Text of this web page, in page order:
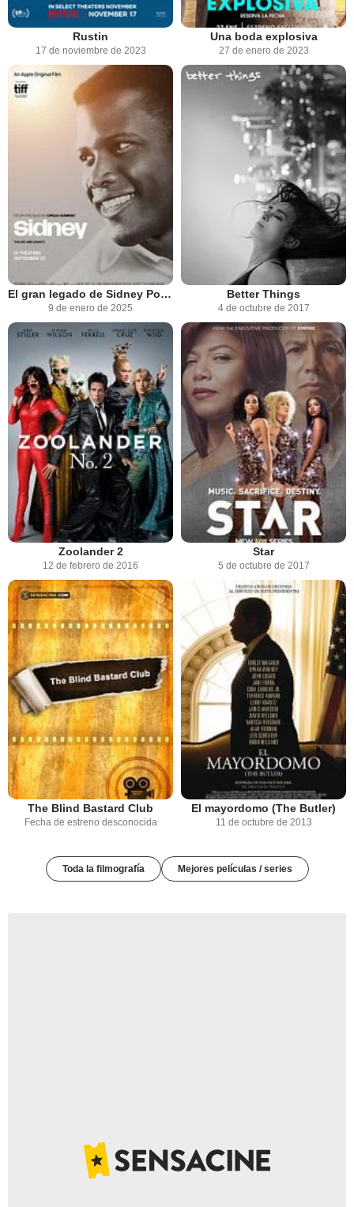
Rustin
17 de noviembre de 2023
Una boda explosiva
27 de enero de 2023
El gran legado de Sidney Poitier
9 de enero de 2025
Better Things
4 de octubre de 2017
Zoolander 2
12 de febrero de 2016
Star
5 de octubre de 2017
The Blind Bastard Club
Fecha de estreno desconocida
El mayordomo (The Butler)
11 de octubre de 2013
Toda la filmografía Mejores películas / series